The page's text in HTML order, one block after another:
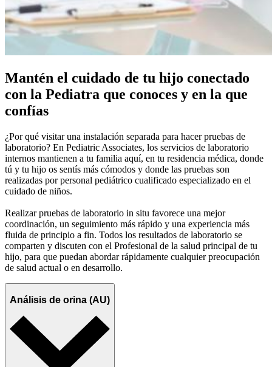
Mantén el cuidado de tu hijo conectado
con la Pediatra que conoces y en la que
confías
¿Por qué visitar una instalación separada para hacer pruebas de
laboratorio? En Pediatric Associates, los servicios de laboratorio
internos mantienen a tu familia aquí, en tu residencia médica, donde
tú y tu hijo os sentís más cómodos y donde las pruebas son
realizadas por personal pediátrico cualificado especializado en el
cuidado de niños.
Realizar pruebas de laboratorio in situ favorece una mejor
coordinación, un seguimiento más rápido y una experiencia más
fluida de principio a fin. Todos los resultados de laboratorio se
comparten y discuten con el Profesional de la salud principal de tu
hijo, para que puedan abordar rápidamente cualquier preocupación
de salud actual o en desarrollo.
Análisis de orina (AU)